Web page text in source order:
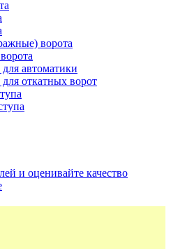
ворота
автоматики
откатных ворот